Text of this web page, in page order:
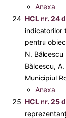
Anexa
HCL nr. 24
indicatorilor
pentru
N. Bălcescu
Bălcescu,
Municipiul
Anexa
HCL nr. 25